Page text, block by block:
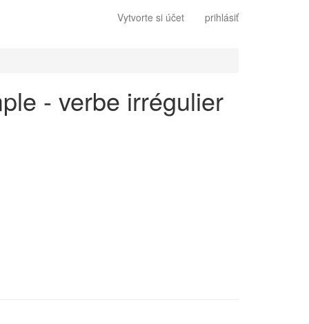
Vytvorte si účet prihlásiť
- verbe irrégulier